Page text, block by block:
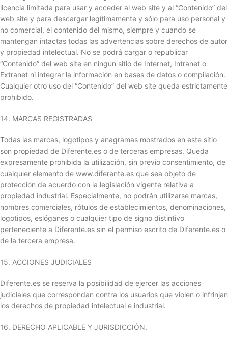
licencia limitada para usar y acceder al web site y al “Contenido” del
web site y para descargar legítimamente y sólo para uso personal y
no comercial, el contenido del mismo, siempre y cuando se
mantengan intactas todas las advertencias sobre derechos de autor
y propiedad intelectual. No se podrá cargar o republicar
“Contenido” del web site en ningún sitio de Internet, Intranet o
Extranet ni integrar la información en bases de datos o compilación.
Cualquier otro uso del “Contenido” del web site queda estrictamente
prohibido.
14. MARCAS REGISTRADAS
Todas las marcas, logotipos y anagramas mostrados en este sitio
son propiedad de Diferente.es o de terceras empresas. Queda
expresamente prohibida la utilización, sin previo consentimiento, de
cualquier elemento de www.diferente.es que sea objeto de
protección de acuerdo con la legislación vigente relativa a
propiedad industrial. Especialmente, no podrán utilizarse marcas,
nombres comerciales, rótulos de establecimientos, denominaciones,
logotipos, eslóganes o cualquier tipo de signo distintivo
perteneciente a Diferente.es sin el permiso escrito de Diferente.es o
de la tercera empresa.
15. ACCIONES JUDICIALES
Diferente.es se reserva la posibilidad de ejercer las acciones
judiciales que correspondan contra los usuarios que violen o infrinjan
los derechos de propiedad intelectual e industrial.
16. DERECHO APLICABLE Y JURISDICCIÓN.